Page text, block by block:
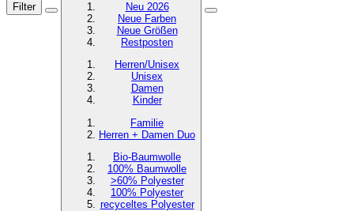
Filter
Neu 2026
Neue Farben
Neue Größen
Restposten
Herren/Unisex
Unisex
Damen
Kinder
Familie
Herren + Damen Duo
Bio-Baumwolle
100% Baumwolle
>60% Polyester
100% Polyester
recyceltes Polyester